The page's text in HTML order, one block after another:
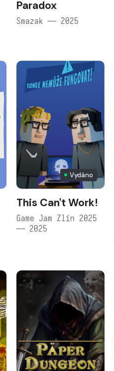
Paradox
Smazak — 2025
Vydáno
This Can't Work!
Game Jam Zlín 2025
— 2025